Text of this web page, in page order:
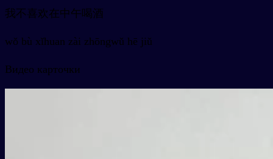
我不喜欢在中午喝酒
wǒ bù xǐhuan zài zhōngwǔ hē jiǔ
Видео карточки